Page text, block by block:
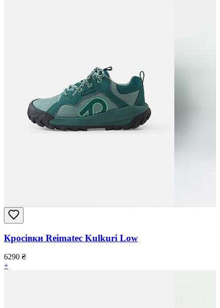
Кросівки Reimatec Kulkuri Low
6290 ₴
+